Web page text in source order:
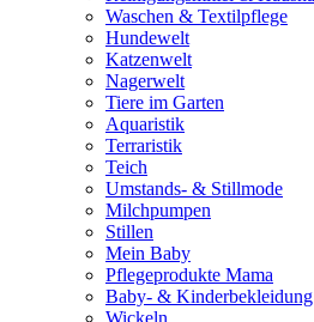
Waschen & Textilpflege
Hundewelt
Katzenwelt
Nagerwelt
Tiere im Garten
Aquaristik
Terraristik
Teich
Umstands- & Stillmode
Milchpumpen
Stillen
Mein Baby
Pflegeprodukte Mama
Baby- & Kinderbekleidung
Wickeln